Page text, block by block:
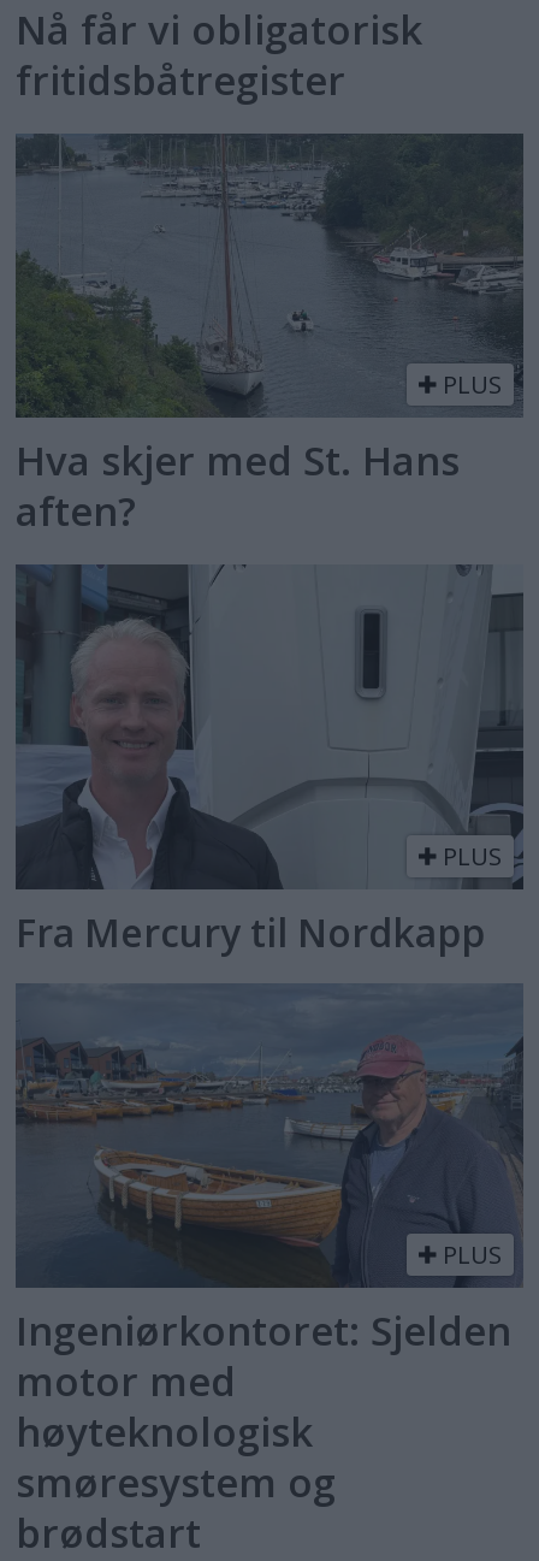
Nå får vi obligatorisk
fritidsbåtregister
PLUS
Hva skjer med St. Hans
aften?
PLUS
Fra Mercury til Nordkapp
PLUS
Ingeniørkontoret: Sjelden
motor med
høyteknologisk
smøresystem og
brødstart